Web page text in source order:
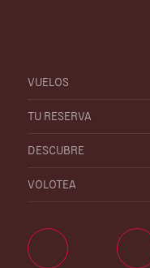
VUELOS
TU RESERVA
DESCUBRE
VOLOTEA